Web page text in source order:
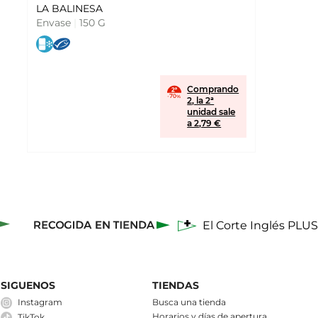
LA BALINESA
Envase
150 G
Comprando
2, la 2ª
unidad sale
a 2,79 €
El Corte Inglés PLUS
SIGUENOS
Instagram
TIENDAS
Busca una tienda